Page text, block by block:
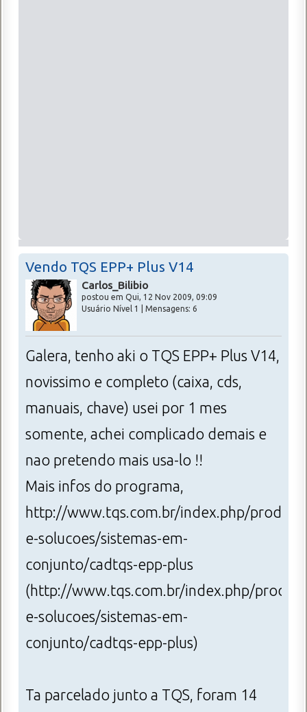
Vendo TQS EPP+ Plus V14
Carlos_Bilibio
postou em Qui, 12 Nov 2009, 09:09
Usuário Nível 1 | Mensagens: 6
Galera, tenho aki o TQS EPP+ Plus V14,
novissimo e completo (caixa, cds,
manuais, chave) usei por 1 mes
somente, achei complicado demais e
nao pretendo mais usa-lo !!
Mais infos do programa,
http://www.tqs.com.br/index.php/
e-solucoes/sistemas-em-
conjunto/cadtqs-epp-plus
(http://www.tqs.com.br/index.php/
e-solucoes/sistemas-em-
conjunto/cadtqs-epp-plus)
Ta parcelado junto a TQS, foram 14